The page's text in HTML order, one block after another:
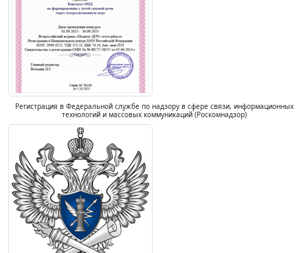
Регистрация в Федеральной службе по надзору в сфере связи, информационных
технологий и массовых коммуникаций (Роскомнадзор)